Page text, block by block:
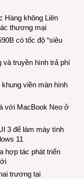
Hàng không Liên
thương mại
có tốc độ “siêu
và truyền hình trả phí
viền màn hình
với MacBook Neo ở
3 để làm máy tính
11
hợp tác phát triển
trương tại